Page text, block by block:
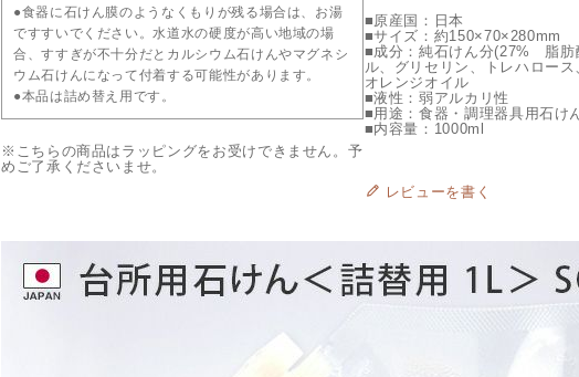
●食器に石けん膜のようなくもりが残る場合は、お湯
ですすいでください。水道水の硬度が高い地域の場
合、すすぎが不十分だとカルシウム石けんやマグネシ
ウム石けんになって付着する可能性があります。
●本品は詰め替え用です。
※こちらの商品はラッピングをお受けできません。予
めご了承くださいませ。
■原産国：日本
■サイズ：約150×70×280mm
■成分：純石けん分(27% 脂肪
ル、グリセリン、トレハロー
オレンジオイル
■液性：弱アルカリ性
■用途：食器・調理器具用石け
■内容量：1000ml
レビューを書く